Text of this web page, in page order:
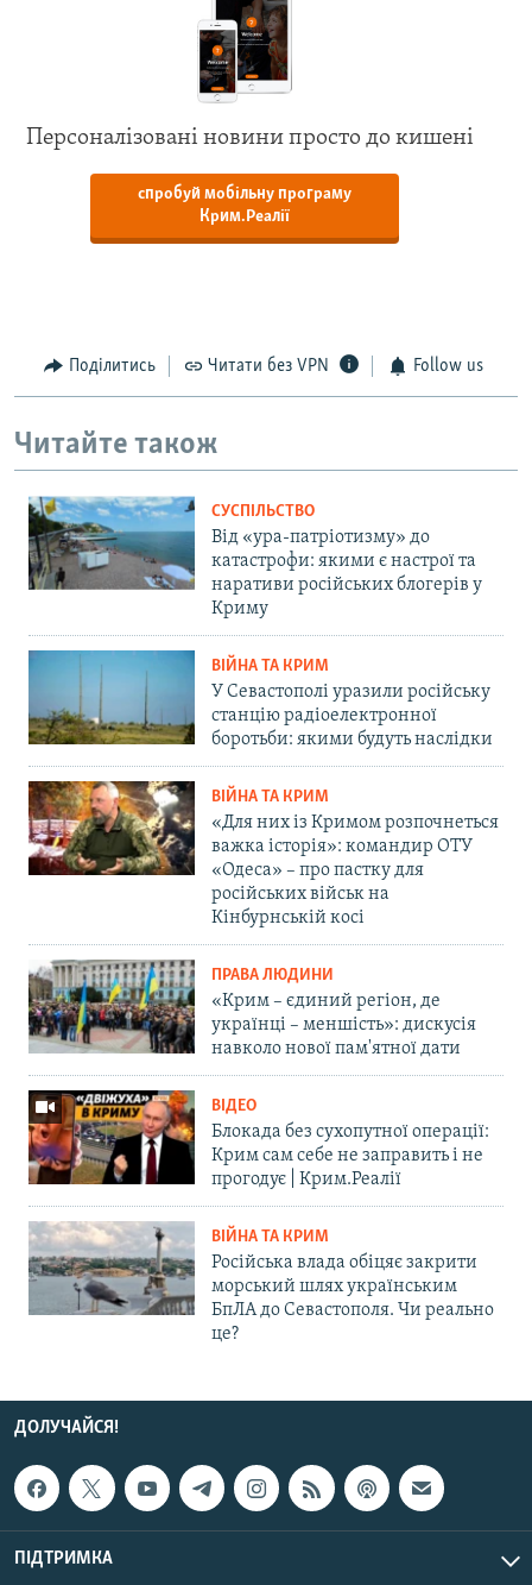
Персоналізовані новини просто до кишені
спробуй мобільну програму
Крим.Реалії
Поділитись Читати без VPN Follow us
Читайте також
СУСПІЛЬСТВО
Від «ура-патріотизму» до
катастрофи: якими є настрої та
наративи російських блогерів у
Криму
ВІЙНА ТА КРИМ
У Севастополі уразили російську
станцію радіоелектронної
боротьби: якими будуть наслідки
ВІЙНА ТА КРИМ
«Для них із Кримом розпочнеться
важка історія»: командир ОТУ
«Одеса» – про пастку для
російських військ на
Кінбурнській косі
ПРАВА ЛЮДИНИ
«Крим – єдиний регіон, де
українці – меншість»: дискусія
навколо нової пам'ятної дати
ВІДЕО
Блокада без сухопутної операції:
Крим сам себе не заправить і не
прогодує | Крим.Реалії
ВІЙНА ТА КРИМ
Російська влада обіцяє закрити
морський шлях українським
БпЛА до Севастополя. Чи реально
це?
ДОЛУЧАЙСЯ!
ПІДТРИМКА